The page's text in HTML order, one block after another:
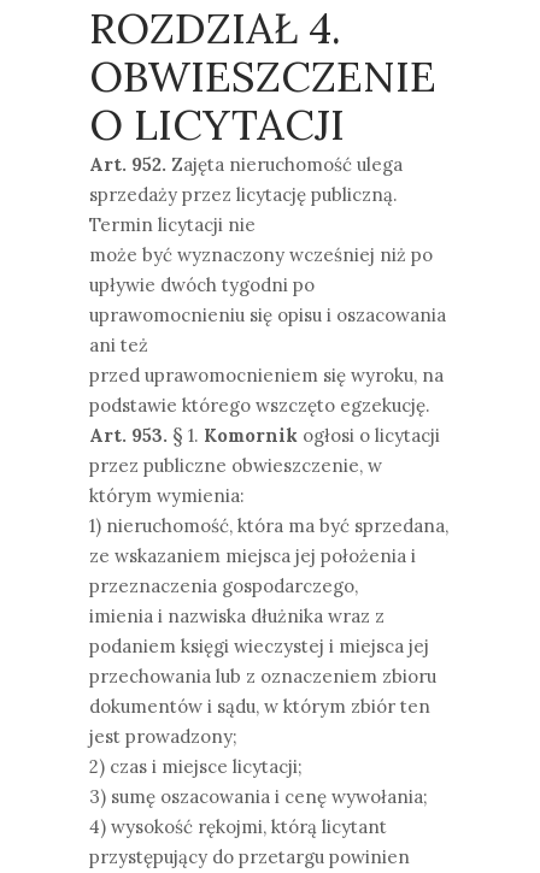
ROZDZIAŁ 4.
OBWIESZCZENIE
O LICYTACJI
Art. 952. Zajęta nieruchomość ulega
sprzedaży przez licytację publiczną.
Termin licytacji nie
może być wyznaczony wcześniej niż po
upływie dwóch tygodni po
uprawomocnieniu się opisu i oszacowania
ani też
przed uprawomocnieniem się wyroku, na
podstawie którego wszczęto egzekucję.
Art. 953. § 1. Komornik ogłosi o licytacji
przez publiczne obwieszczenie, w
którym wymienia:
1) nieruchomość, która ma być sprzedana,
ze wskazaniem miejsca jej położenia i
przeznaczenia gospodarczego,
imienia i nazwiska dłużnika wraz z
podaniem księgi wieczystej i miejsca jej
przechowania lub z oznaczeniem zbioru
dokumentów i sądu, w którym zbiór ten
jest prowadzony;
2) czas i miejsce licytacji;
3) sumę oszacowania i cenę wywołania;
4) wysokość rękojmi, którą licytant
przystępujący do przetargu powinien